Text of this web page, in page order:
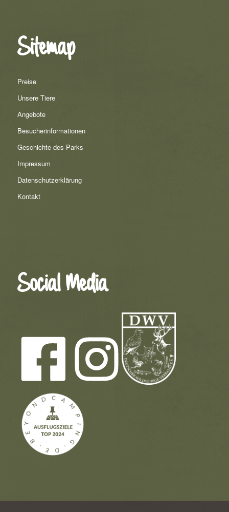
Sitemap
Preise
Unsere Tiere
Angebote
Besucherinformationen
Geschichte des Parks
Impressum
Datenschutzerklärung
Kontakt
Social Media